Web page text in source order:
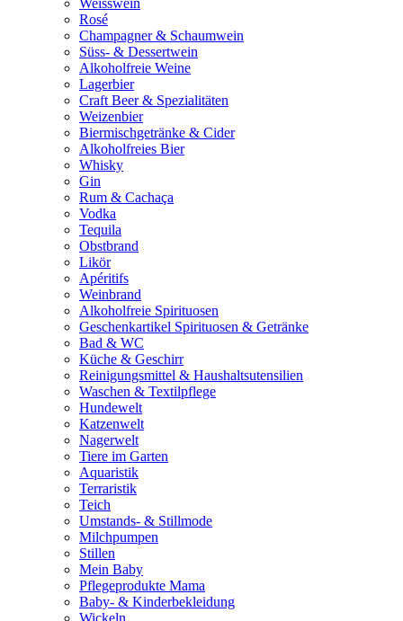
Weisswein
Rosé
Champagner & Schaumwein
Süss- & Dessertwein
Alkoholfreie Weine
Lagerbier
Craft Beer & Spezialitäten
Weizenbier
Biermischgetränke & Cider
Alkoholfreies Bier
Whisky
Gin
Rum & Cachaça
Vodka
Tequila
Obstbrand
Likör
Apéritifs
Weinbrand
Alkoholfreie Spirituosen
Geschenkartikel Spirituosen & Getränke
Bad & WC
Küche & Geschirr
Reinigungsmittel & Haushaltsutensilien
Waschen & Textilpflege
Hundewelt
Katzenwelt
Nagerwelt
Tiere im Garten
Aquaristik
Terraristik
Teich
Umstands- & Stillmode
Milchpumpen
Stillen
Mein Baby
Pflegeprodukte Mama
Baby- & Kinderbekleidung
Wickeln